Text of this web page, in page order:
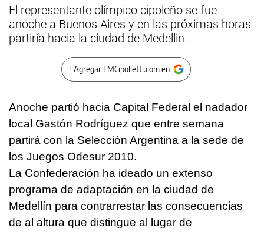
El representante olímpico cipoleño se fue
anoche a Buenos Aires y en las próximas horas
partiría hacia la ciudad de Medellin.
+ Agregar LMCipolletti.com en
Anoche partió hacia Capital Federal el nadador
local Gastón Rodríguez que entre semana
partirá con la Selección Argentina a la sede de
los Juegos Odesur 2010.
La Confederación ha ideado un extenso
programa de adaptación en la ciudad de
Medellín para contrarrestar las consecuencias
de al altura que distingue al lugar de